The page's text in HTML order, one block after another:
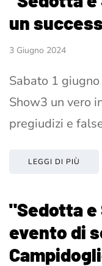
un
3 Giugno 2024
Sabato 1
Show3 un vero
pregiudizi e
LEGGI DI PIÙ
"Sedotta
evento di